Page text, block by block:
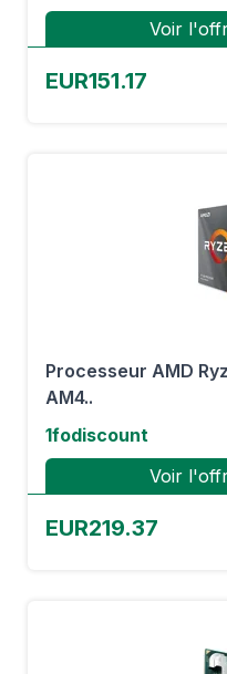
Voir
EUR151.17
Processeur AMD
AM4..
1fodiscount
Voir
EUR219.37